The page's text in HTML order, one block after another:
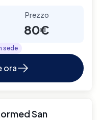
Prezzo
80€
sede
ora
San